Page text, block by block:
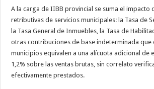
A la carga de IIBB provincial se suma el impacto
retributivas de servicios municipales: la Tasa de
la Tasa General de Inmuebles, la Tasa de
otras contribuciones de base indeterminada que
municipios equivalen a una alícuota adicional de
1,2% sobre las ventas brutas, sin correlato
efectivamente prestados.